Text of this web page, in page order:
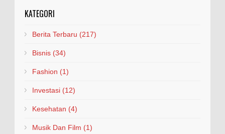
KATEGORI
Berita Terbaru (217)
Bisnis (34)
Fashion (1)
Investasi (12)
Kesehatan (4)
Musik Dan Film (1)